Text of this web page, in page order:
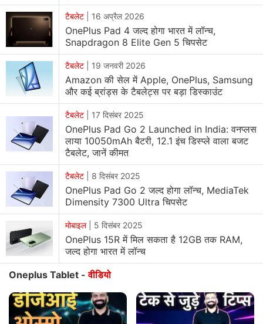
टैबलेट 16 अप्रैल 2026
OnePlus Pad 4 जल्द होगा भारत में लॉन्च,
Snapdragon 8 Elite Gen 5 चिपसेट
टैबलेट 19 जनवरी 2026
Amazon की सेल में Apple, OnePlus, Samsung
और कई ब्रांड्स के टैबलेट्स पर बड़ा डिस्काउंट
टैबलेट 17 दिसंबर 2025
OnePlus Pad Go 2 Launched in India: वनप्लस
लाया 10050mAh बैटरी, 12.1 इंच डिस्प्ले वाला बजट
टैबलेट, जानें कीमत
टैबलेट 8 दिसंबर 2025
OnePlus Pad Go 2 जल्द होगा लॉन्च, MediaTek
Dimensity 7300 Ultra चिपसेट
मोबाइल| 5 दिसंबर 2025
OnePlus 15R में मिल सकता है 12GB तक RAM,
जल्द होगा भारत में लॉन्च
Oneplus Tablet -वीडियो